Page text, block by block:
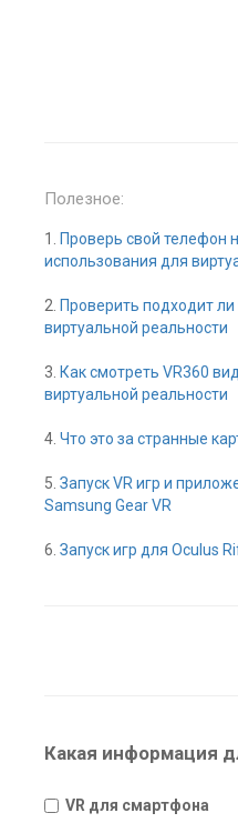
Полезное:
1. Проверь свой телефон
использования для
2. Проверить подходит
виртуальной реальности
3. Как смотреть VR360
виртуальной реальности
4. Что это за странные
5. Запуск VR игр и
Samsung Gear VR
6. Запуск игр для Oculus
Какая информация
VR для смартфона